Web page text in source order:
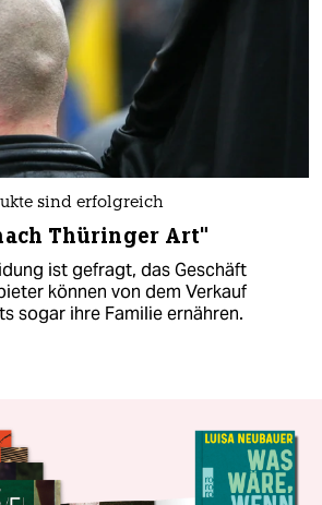
sind erfolgreich
Thüringer Art"
ist gefragt, das Geschäft
können von dem Verkauf
sogar ihre Familie ernähren.